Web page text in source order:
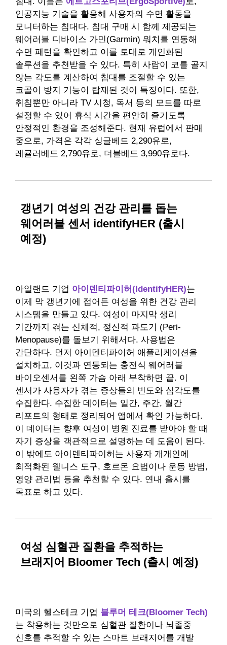
인공지능 기술을 활용해 사용자의 수면 활동을
모니터하는 침대다. 침대 구매 시 함께 제공되는
웨어러블 디바이스 가민(Garmin) 워치를 연동해
수면 패턴을 확인하고 이를 토대로 개인화된
솔루션을 추천받을 수 있다. 특히 사람이 코를 골지
않는 각도를 계산하여 침대를 조절할 수 있는
코골이 방지 기능이 탑재된 것이 특징이다. 또한,
취침뿐만 아니라 TV 시청, 독서 등의 모드를 따로
설정할 수 있어 휴식 시간을 편안히 즐기도록
안정적인 환경을 조성해준다. 현재 유럽에서 판매
중으로, 가격은 각각 싱글베드 2,290유로,
레귤러베드 2,790유로, 더블베드 3,990유로다.
갱년기 여성의 건강 관리를 돕는
웨어러블 센서 identifyHER (출시
예정)
아일랜드 기업 아이덴티파이허(IdentifyHER)는
이제 막 갱년기에 접어든 여성을 위한 건강 관리
시스템을 만들고 있다. 여성이 마지막 생리
기간까지 겪는 신체적, 정신적 과도기 (Peri-
Menopause)를 돌보기 위해서다. 사용법은
간단하다. 먼저 아이덴티파이허 애플리케이션을
설치하고, 이것과 연동되는 충전식 웨어러블
바이오센서를 왼쪽 가슴 아래 부착하면 끝. 이
센서가 사용자가 겪는 증상들의 빈도와 심각도를
수집한다. 수집한 데이터는 일간, 주간, 월간
리포트의 형태로 정리되어 앱에서 확인 가능하다.
이 데이터는 향후 여성이 병원 진료를 받아야 할 때
자기 증상을 객관적으로 설명하는 데 도움이 된다.
이 밖에도 아이덴티파이허는 사용자 개개인에
최적화된 웰니스 도구, 호르몬 요법이나 운동 방법,
영양 관리법 등을 추천할 수 있다. 연내 출시를
목표로 하고 있다.
여성 심혈관 질환을 추적하는
브래지어 Bloomer Tech (출시 예정)
미국의 헬스테크 기업 블루머 테크(Bloomer Tech)
는 착용하는 것만으로 심혈관 질환이나 뇌졸중
신호를 추적할 수 있는 스마트 브래지어를 개발